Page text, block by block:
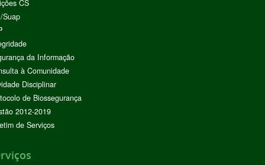
CS
Suap
da Informação
à Comunidade
Disciplinar
de Biossegurança
2012-2019
de Serviços